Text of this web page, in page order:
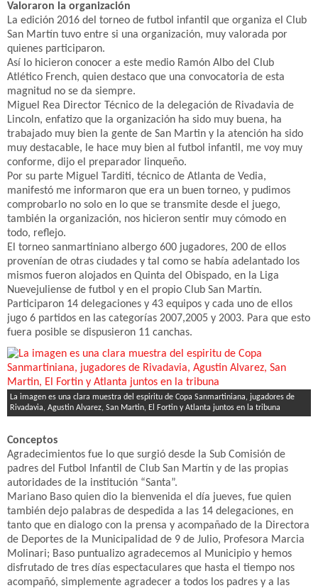
Valoraron la organización
La edición 2016 del torneo de futbol infantil que organiza el Club
San Martín tuvo entre si una organización, muy valorada por
quienes participaron.
Así lo hicieron conocer a este medio Ramón Albo del Club
Atlético French, quien destaco que una convocatoria de esta
magnitud no se da siempre.
Miguel Rea Director Técnico de la delegación de Rivadavia de
Lincoln, enfatizo que la organización ha sido muy buena, ha
trabajado muy bien la gente de San Martin y la atención ha sido
muy destacable, le hace muy bien al futbol infantil, me voy muy
conforme, dijo el preparador linqueño.
Por su parte Miguel Tarditi, técnico de Atlanta de Vedia,
manifestó me informaron que era un buen torneo, y pudimos
comprobarlo no solo en lo que se transmite desde el juego,
también la organización, nos hicieron sentir muy cómodo en
todo, reflejo.
El torneo sanmartiniano albergo 600 jugadores, 200 de ellos
provenían de otras ciudades y tal como se había adelantado los
mismos fueron alojados en Quinta del Obispado, en la Liga
Nuevejuliense de futbol y en el propio Club San Martín.
Participaron 14 delegaciones y 43 equipos y cada uno de ellos
jugo 6 partidos en las categorías 2007,2005 y 2003. Para que esto
fuera posible se dispusieron 11 canchas.
La imagen es una clara muestra del espiritu de Copa Sanmartiniana, jugadores de
Rivadavia, Agustin Alvarez, San Martin, El Fortin y Atlanta juntos en la tribuna
Conceptos
Agradecimientos fue lo que surgió desde la Sub Comisión de
padres del Futbol Infantil de Club San Martín y de las propias
autoridades de la institución “Santa”.
Mariano Baso quien dio la bienvenida el día jueves, fue quien
también dejo palabras de despedida a las 14 delegaciones, en
tanto que en dialogo con la prensa y acompañado de la Directora
de Deportes de la Municipalidad de 9 de Julio, Profesora Marcia
Molinari; Baso puntualizo agradecemos al Municipio y hemos
disfrutado de tres días espectaculares que hasta el tiempo nos
acompañó, simplemente agradecer a todos los padres y a las